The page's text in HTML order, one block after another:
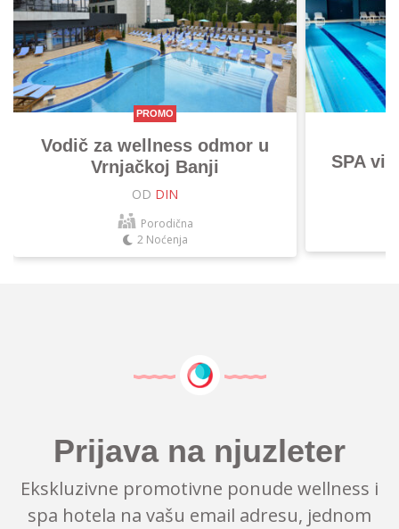
PROMO
Vodič za wellness odmor u
Vrnjačkoj Banji
OD DIN
Porodična
2 Noćenja
SPA
Prijava na njuzleter
Ekskluzivne promotivne ponude wellness i
spa hotela na vašu email adresu, jednom